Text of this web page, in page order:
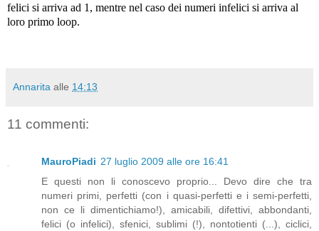
felici si arriva ad 1, mentre nel caso dei numeri infelici si arriva al
loro primo loop.
Annarita alle 14:13
11 commenti:
MauroPiadi 27 luglio 2009 alle ore 16:41
E questi non li conoscevo proprio... Devo dire che tra
numeri primi, perfetti (con i quasi-perfetti e i semi-perfetti,
non ce li dimentichiamo!), amicabili, difettivi, abbondanti,
felici (o infelici), sfenici, sublimi (!), nontotienti (...), ciclici,